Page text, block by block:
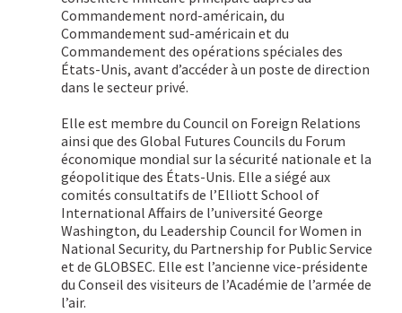
Commandement nord-américain, du
Commandement sud-américain et du
Commandement des opérations spéciales des
États-Unis, avant d’accéder à un poste de direction
dans le secteur privé.
Elle est membre du Council on Foreign Relations
ainsi que des Global Futures Councils du Forum
économique mondial sur la sécurité nationale et la
géopolitique des États-Unis. Elle a siégé aux
comités consultatifs de l’Elliott School of
International Affairs de l’université George
Washington, du Leadership Council for Women in
National Security, du Partnership for Public Service
et de GLOBSEC. Elle est l’ancienne vice-présidente
du Conseil des visiteurs de l’Académie de l’armée de
l’air.